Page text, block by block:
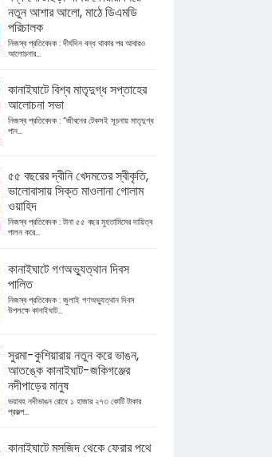
নতুন আশার আলো, মাঠে ডিএমডি
পরিচালক
নিজস্ব প্রতিবেদক : দীর্ঘদিন বন্ধ থাকার পর আবারও
আলোচনার...
কানাইঘাটে বিশ্ব মাতৃদুগ্ধ সপ্তাহের
আলোচনা সভা
নিজস্ব প্রতিবেদক : “জীবনের টেকসই সূচনায় মাতৃদুগ্ধ
পান...
৫৫ বছরের দ্বীনি খেদমতের স্বীকৃতি,
ভালোবাসায় সিক্ত মাওলানা গোলাম
ওয়াহিদ
নিজস্ব প্রতিবেদক : টানা ৫৫ বছর মুহতামিমের দায়িত্ব
পালন করে...
কানাইঘাটে গণঅভ্যুত্থান দিবস
পালিত
নিজস্ব প্রতিবেদক : জুলাই গণঅভ্যুত্থান দিবস
উপলক্ষে কানাইঘাট...
সুরমা-কুশিয়ারায় নতুন করে ভাঙন,
আতঙ্কে কানাইঘাট-জকিগঞ্জের
নদীপাড়ের মানুষ
ভয়াবহ নদীভাঙন রোধে ১ হাজার ২৭৩ কোটি টাকার
প্রকল্প...
কানাইঘাটে মসজিদ থেকে ফেরার পথে